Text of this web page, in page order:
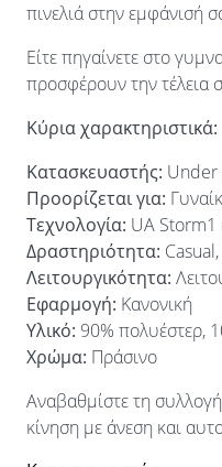
πινελιά στην εμφάνισή
Είτε πηγαίνετε στο
προσφέρουν την τέλεια
Κύρια χαρακτηριστικά:
Κατασκευαστής:
Προορίζεται για:
Τεχνολογία: UA Storm1
Δραστηριότητα:
Λειτουργικότητα:
Εφαρμογή: Κανονική
Υλικό: 90% πολυέστερ,
Χρώμα: Πράσινο
Αναβαθμίστε τη
κίνηση με άνεση και